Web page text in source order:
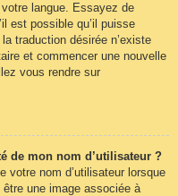
langue. Essayez de
est possible qu’il puisse
traduction désirée n’existe
et commencer une nouvelle
vous rendre sur
de mon nom d’utilisateur ?
votre nom d’utilisateur lorsque
une image associée à